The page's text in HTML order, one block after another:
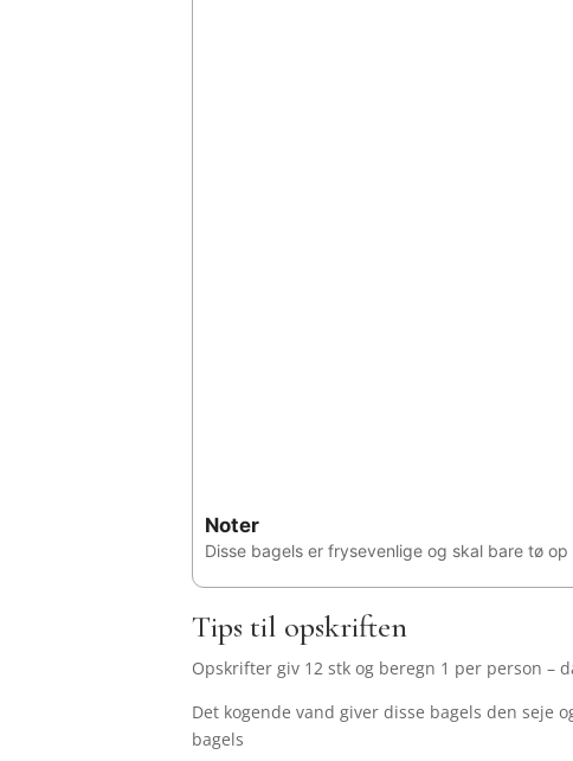
Noter
Disse bagels er frysevenlige og skal bare tø op
Tips til opskriften
Opskrifter giv 12 stk og beregn 1 per person
Det kogende vand giver disse bagels den seje
bagels